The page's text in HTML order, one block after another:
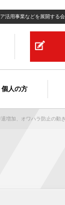
用事業などを展開する会
個人の方
増加、オワハラ防止の動